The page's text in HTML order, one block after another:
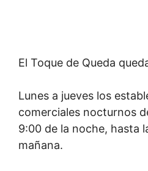
El Toque de Queda
Lunes a jueves los
comerciales nocturnos
9:00 de la noche, hasta
mañana.